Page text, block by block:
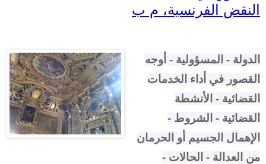
النقض الفرنسية، م ب
الدولة - المسؤولية - أوجه
القصور في أداء الخدمات
القضائية - الأنشطة
القضائية - الشروط -
الإهمال الجسيم أو الحرمان
من العدالة - الحالات -